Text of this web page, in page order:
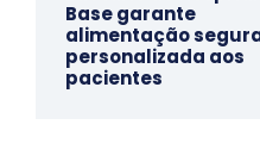
Base garante
alimentação
personalizada aos
pacientes